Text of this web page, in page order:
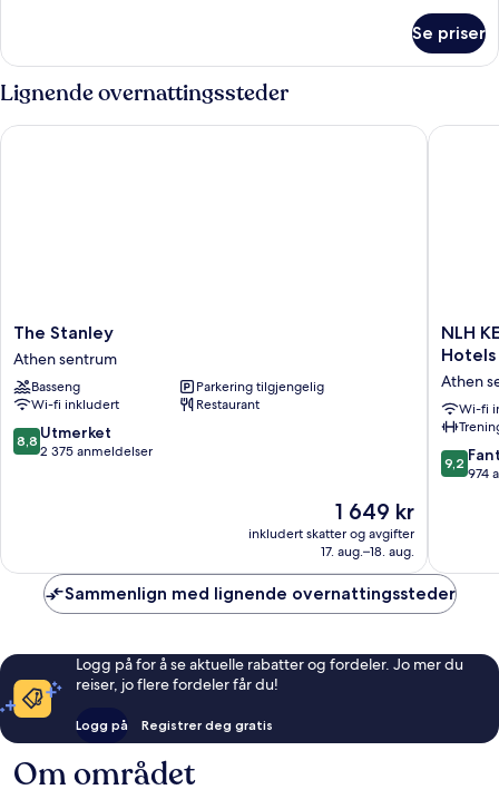
Balcony
Se priser
Lignende overnattingssteder
The
Stanley
Athen
sentrum
The Stanley
Athen sentrum
Basseng
Parkering tilgjengelig
Wi-fi inkludert
Restaurant
8.8
av
8,8 Utmerket
2 375 anmeldelser
Prisen
er
1 649 kr
1 649 kr
inkludert skatter og avgifter
17. aug.–18. aug.
The Stanley
NLH
Lifestyle
Hotels
Athen
sentrum
NLH
Hotels
Athen
Wi-fi
9.2
av
9,2
974
NLH
Sammenlign med lignende overnattingssteder
Logg på for å se aktuelle rabatter og fordeler. Jo mer du
reiser, jo flere fordeler får du!
Logg på Registrer deg gratis
Om området